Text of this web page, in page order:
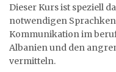
Dieser Kurs ist speziell
notwendigen
Kommunikation im
Albanien und den
vermitteln.